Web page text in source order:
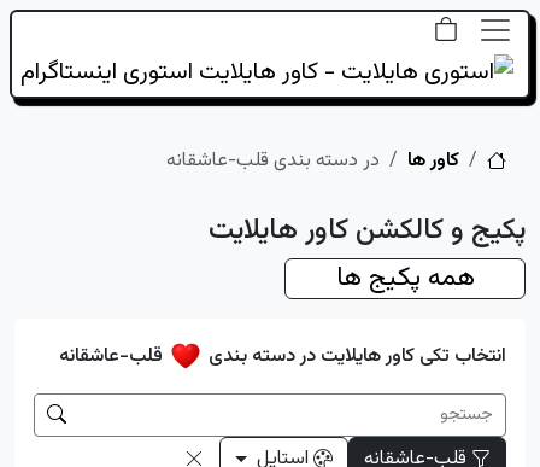
خانهکاور ها در دسته بندی قلب-عاشقانه
پکیج و کالکشن کاور هایلایت
همه پکیج ها
انتخاب تکی کاور هایلایت در دسته بندی قلب-عاشقانه